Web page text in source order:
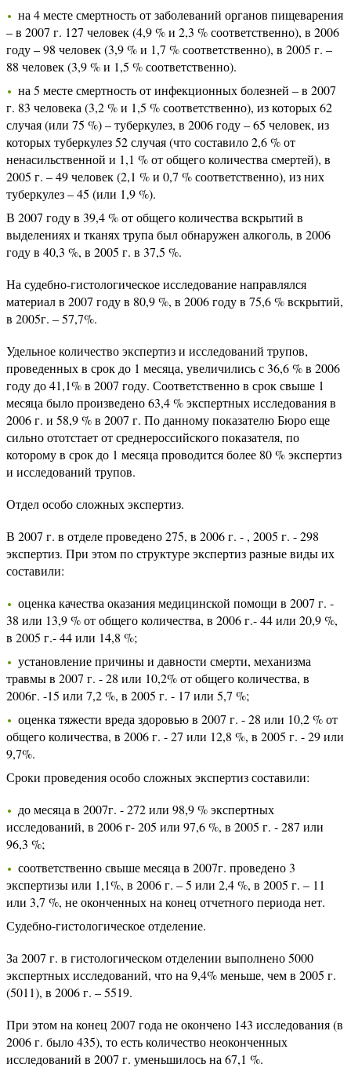
на 4 месте смертность от заболеваний органов пищеварения
– в 2007 г. 127 человек (4,9 % и 2,3 % соответственно), в 2006
году – 98 человек (3,9 % и 1,7 % соответственно), в 2005 г. –
88 человек (3,9 % и 1,5 % соответственно).
на 5 месте смертность от инфекционных болезней – в 2007
г. 83 человека (3,2 % и 1,5 % соответственно), из которых 62
случая (или 75 %) – туберкулез, в 2006 году – 65 человек, из
которых туберкулез 52 случая (что составило 2,6 % от
ненасильственной и 1,1 % от общего количества смертей), в
2005 г. – 49 человек (2,1 % и 0,7 % соответственно), из них
туберкулез – 45 (или 1,9 %).
В 2007 году в 39,4 % от общего количества вскрытий в
выделениях и тканях трупа был обнаружен алкоголь, в 2006
году в 40,3 %, в 2005 г. в 37,5 %.
На судебно-гистологическое исследование направлялся
материал в 2007 году в 80,9 %, в 2006 году в 75,6 % вскрытий,
в 2005г. – 57,7%.
Удельное количество экспертиз и исследований трупов,
проведенных в срок до 1 месяца, увеличились с 36,6 % в 2006
году до 41,1% в 2007 году. Соответственно в срок свыше 1
месяца было произведено 63,4 % экспертных исследования в
2006 г. и 58,9 % в 2007 г. По данному показателю Бюро еще
сильно ототстает от среднероссийского показателя, по
которому в срок до 1 месяца проводится более 80 % экспертиз
и исследований трупов.
Отдел особо сложных экспертиз.
В 2007 г. в отделе проведено 275, в 2006 г. - , 2005 г. - 298
экспертиз. При этом по структуре экспертиз разные виды их
составили:
оценка качества оказания медицинской помощи в 2007 г. -
38 или 13,9 % от общего количества, в 2006 г.- 44 или 20,9 %,
в 2005 г.- 44 или 14,8 %;
установление причины и давности смерти, механизма
травмы в 2007 г. - 28 или 10,2% от общего количества, в
2006г. -15 или 7,2 %, в 2005 г. - 17 или 5,7 %;
оценка тяжести вреда здоровью в 2007 г. - 28 или 10,2 % от
общего количества, в 2006 г. - 27 или 12,8 %, в 2005 г. - 29 или
9,7%.
Сроки проведения особо сложных экспертиз составили:
до месяца в 2007г. - 272 или 98,9 % экспертных
исследований, в 2006 г- 205 или 97,6 %, в 2005 г. - 287 или
96,3 %;
соответственно свыше месяца в 2007г. проведено 3
экспертизы или 1,1%, в 2006 г. – 5 или 2,4 %, в 2005 г. – 11
или 3,7 %, не оконченных на конец отчетного периода нет.
Судебно-гистологическое отделение.
За 2007 г. в гистологическом отделении выполнено 5000
экспертных исследований, что на 9,4% меньше, чем в 2005 г.
(5011), в 2006 г. – 5519.
При этом на конец 2007 года не окончено 143 исследования (в
2006 г. было 435), то есть количество неоконченных
исследований в 2007 г. уменьшилось на 67,1 %.